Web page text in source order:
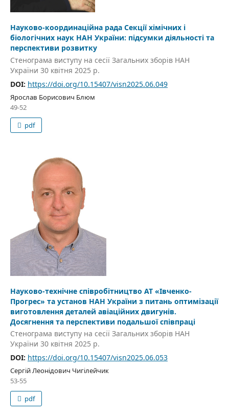
Науково-координаційна рада Секції хімічних і
біологічних наук НАН України: підсумки діяльності та
перспективи розвитку
Стенограма виступу на сесії Загальних зборів НАН
України 30 квітня 2025 р.
DOI: https://doi.org/10.15407/visn2025.06.049
Ярослав Борисович Блюм
49-52
pdf
Науково-технічне співробітництво АТ «Івченко-
Прогрес» та установ НАН України з питань оптимізації
виготовлення деталей авіаційних двигунів.
Досягнення та перспективи подальшої співпраці
Стенограма виступу на сесії Загальних зборів НАН
України 30 квітня 2025 р.
DOI: https://doi.org/10.15407/visn2025.06.053
Сергій Леонідович Чигілейчик
53-55
pdf